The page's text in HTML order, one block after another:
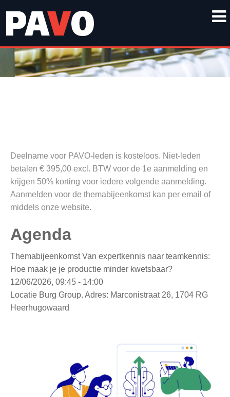
Deelname voor PAVO-leden is kosteloos. Niet-leden
betalen € 395,00 excl. BTW voor de 1e aanmelding en
krijgen 50% korting voor iedere volgende aanmelding.
Aanmelden voor de themabijeenkomst kan per email of
middels onze website.
Agenda
Themabijeenkomst Van expertkennis naar teamkennis:
Hoe maak je je productie minder kwetsbaar?
12/06/2026, 09:45 - 14:00
Locatie Burg Group. Adres: Marconistraat 26, 1704 RG
Heerhugowaard